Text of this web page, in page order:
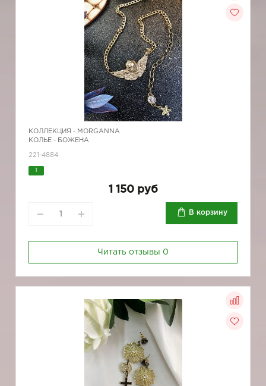
КОЛЛЕКЦИЯ - MORGANNA
КОЛЬЕ - БОЖЕНА
221-4884
1 150 руб
В корзину
Читать отзывы 0